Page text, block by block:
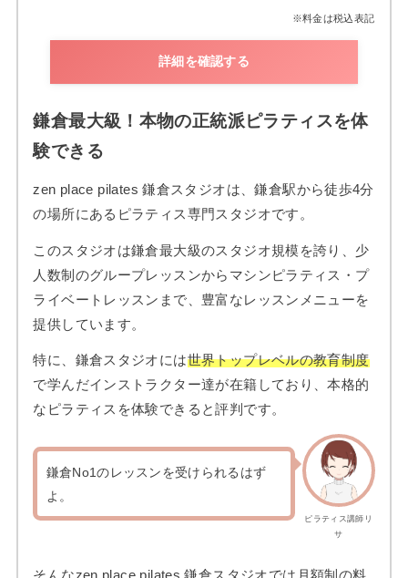
※料金は税込表記
詳細を確認する
鎌倉最大級！本物の正統派ピラティスを体
験できる
zen place pilates 鎌倉スタジオは、鎌倉駅から徒歩4分
の場所にあるピラティス専門スタジオです。
このスタジオは鎌倉最大級のスタジオ規模を誇り、少
人数制のグループレッスンからマシンピラティス・プ
ライベートレッスンまで、豊富なレッスンメニューを
提供しています。
特に、鎌倉スタジオには世界トップレベルの教育制度
で学んだインストラクター達が在籍しており、本格的
なピラティスを体験できると評判です。
ピラティス講師リ
サ
鎌倉No1のレッスンを受けられるはず
よ。
そんなzen place pilates 鎌倉スタジオでは月額制の料